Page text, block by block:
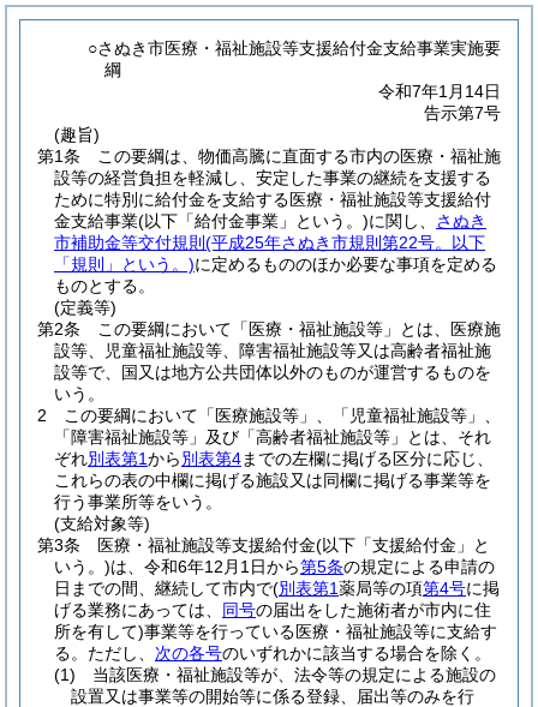
○さぬき市医療・福祉施設等支援給付金支給事業実施要
綱
令和7年1月14日
告示第7号
(趣旨)
第1条
この要綱は、物価高騰に直面する市内の医療・福祉施
設等の経営負担を軽減し、安定した事業の継続を支援する
ために特別に給付金を支給する医療・福祉施設等支援給付
金支給事業(以下「給付金事業」という。)に関し、 さぬき
市補助金等交付規則 (平成25年さぬき市規則第22号。以下
「規則」という。)に定めるもののほか必要な事項を定める
ものとする。
(定義等)
第2条
この要綱において「医療・福祉施設等」とは、医療施
設等、児童福祉施設等、障害福祉施設等又は高齢者福祉施
設等で、国又は地方公共団体以外のものが運営するものを
いう。
2
この要綱において「医療施設等」、「児童福祉施設等」、
「障害福祉施設等」及び「高齢者福祉施設等」とは、それ
ぞれ別表第1から別表第4までの左欄に掲げる区分に応じ、
これらの表の中欄に掲げる施設又は同欄に掲げる事業等を
行う事業所等をいう。
(支給対象等)
第3条
医療・福祉施設等支援給付金(以下「支援給付金」と
いう。)は、令和6年12月1日から第5条の規定による申請の
日までの間、継続して市内で(別表第1薬局等の項第4号に掲
げる業務にあっては、 同号の届出をした施術者が市内に住
所を有して)事業等を行っている医療・福祉施設等に支給す
る。 ただし、 次の各号のいずれかに該当する場合を除く。
(1)
当該医療・福祉施設等が、法令等の規定による施設の
設置又は事業等の開始等に係る登録、届出等のみを行